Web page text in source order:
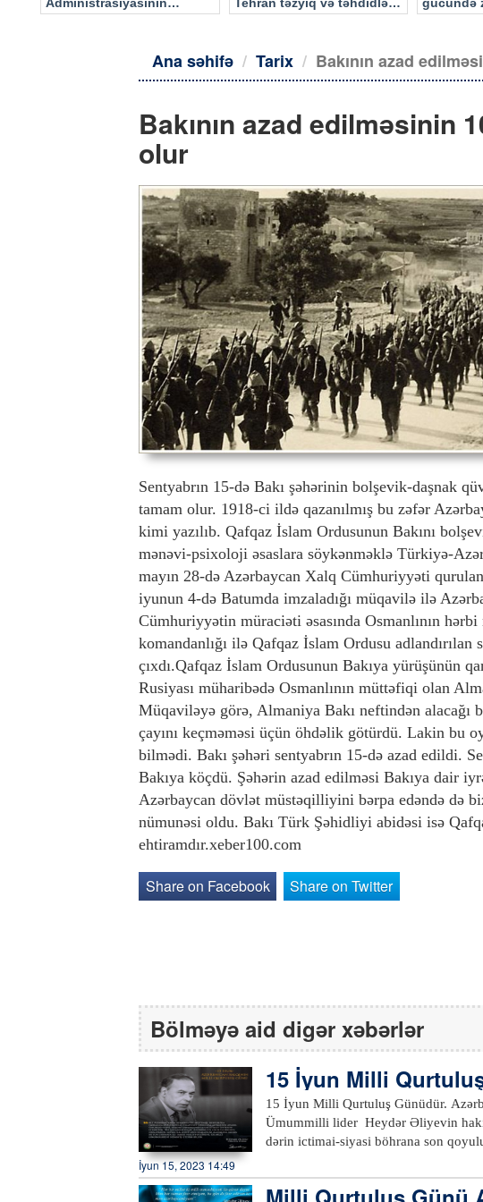
Ana səhifə Tarix Bakının azad
Bakının azad edilməsinin
olur
Sentyabrın 15-də Bakı şəhərinin bolşevik-daşnak
tamam olur. 1918-ci ildə qazanılmış bu zəfər
kimi yazılıb. Qafqaz İslam Ordusunun Bakını
mənəvi-psixoloji əsaslara söykənməklə Türkiyə-
mayın 28-də Azərbaycan Xalq Cümhuriyyəti
iyunun 4-də Batumda imzaladığı müqavilə ilə
Cümhuriyyətin müraciəti əsasında Osmanlının
komandanlığı ilə Qafqaz İslam Ordusu
çıxdı.Qafqaz İslam Ordusunun Bakıya yürüşünün
Rusiyası müharibədə Osmanlının müttəfiqi olan
Müqaviləyə görə, Almaniya Bakı neftindən alacağı
çayını keçməməsi üçün öhdəlik götürdü. Lakin bu
bilmədi. Bakı şəhəri sentyabrın 15-də azad edildi.
Bakıya köçdü. Şəhərin azad edilməsi Bakıya dair
Azərbaycan dövlət müstəqilliyini bərpa edəndə də
nümunəsi oldu. Bakı Türk Şəhidliyi abidəsi isə
ehtiramdır.xeber100.com
Share on Facebook Share on Twitter
Bölməyə aid digər xəbərlər
15 İyun Milli
15 İyun Milli Qurtuluş Günüdür. Azərbaycanın tarixinə qızıl hərflərlə yazılmış həmin gün
Ümummilli lider Heydər Əliyevin
dərin ictimai-siyasi böhrana son
1993-cü il iyunun 15-də Ulu Öndər
seçilib, bununla da, Azərbaycanın ən
İyun 15, 2023 14:49